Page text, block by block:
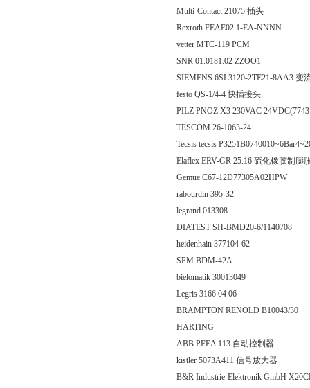
Multi-Contact 21075 插头
Rexroth FEAE02.1-EA-NNNN
vetter MTC-119 PCM
SNR 01.0181.02 ZZOO1
SIEMENS 6SL3120-2TE21-8AA3 变
festo QS-1/4-4 快插接头
PILZ PNOZ X3 230VAC
TESCOM 26-1063-24
Tecsis tecsis
Elaflex ERV-GR 25.16 硫化橡胶制膨
Gemue C67-12D77305A02HPW
rabourdin 395-32
legrand 013308
DIATEST SH-BMD20-6/1140708
heidenhain 377104-62
SPM BDM-42A
bielomatik 30013049
Legris 3166 04 06
BRAMPTON RENOLD B10043/30
HARTING
ABB PFEA 113 自动控制器
kistler 5073A411 信号放大器
B&R Industrie-Elektronik GmbH